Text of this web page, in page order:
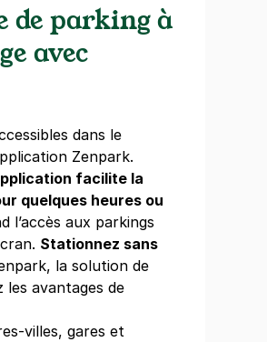
de parking à
avec
dans le
Zenpark.
facilite la
quelques heures ou
l’accès aux parkings
Stationnez sans
la solution de
avantages de
villes, gares et